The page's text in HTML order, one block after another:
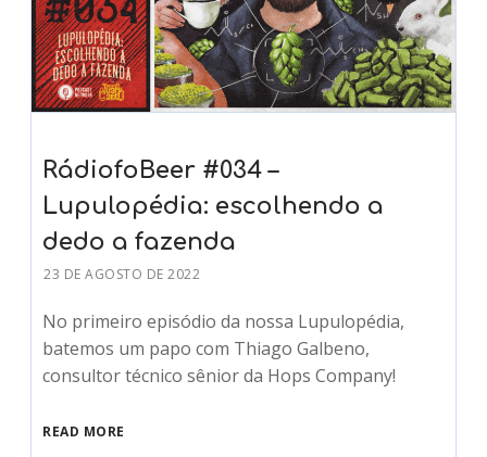
RádiofoBeer #034 –
Lupulopédia: escolhendo a
dedo a fazenda
23 DE AGOSTO DE 2022
No primeiro episódio da nossa Lupulopédia,
batemos um papo com Thiago Galbeno,
consultor técnico sênior da Hops Company!
READ MORE